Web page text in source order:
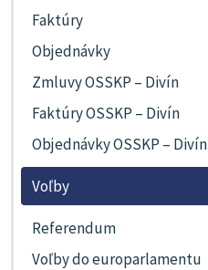
Faktúry
Objednávky
Zmluvy OSSKP – Divín
Faktúry OSSKP – Divín
Objednávky OSSKP – Divín
Voľby
Referendum
Voľby do europarlamentu